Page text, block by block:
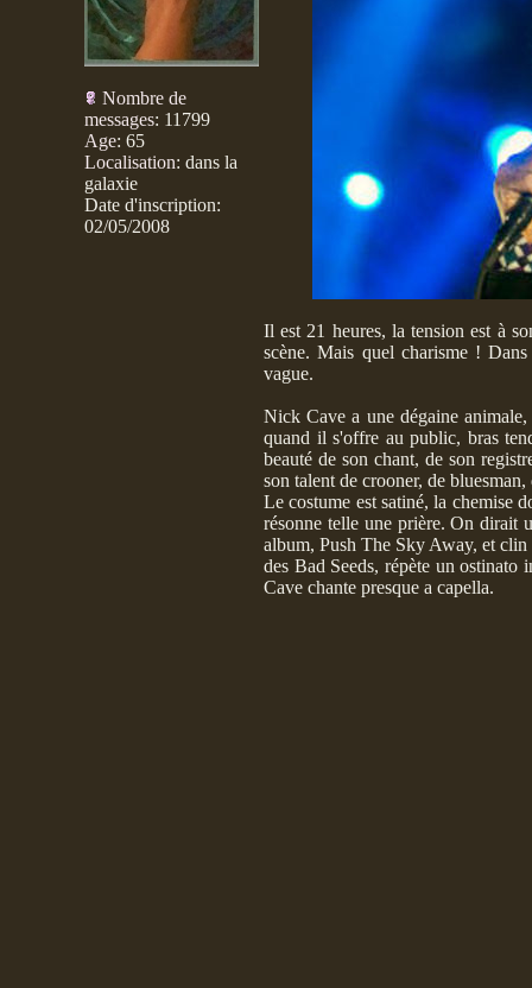
Nombre de
messages: 11799
Age: 65
Localisation: dans la
galaxie
Date d'inscription:
02/05/2008
Il est 21 heures, la tension est à
scène. Mais quel charisme !
vague.
Nick Cave a une dégaine animale,
quand il s'offre au public, bras
beauté de son chant, de son
son talent de crooner, de
Le costume est satiné, la chemise
résonne telle une prière. On dirait
album, Push The Sky Away, et
des Bad Seeds, répète un
Cave chante presque a capella.